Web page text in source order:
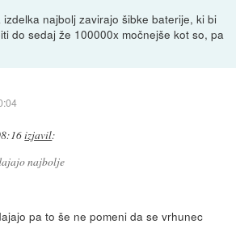
najbolj zavirajo šibke baterije, ki bi
do sedaj že 100000x močnejše kot so, pa
izjavil:
najbolje
pa to še ne pomeni da se vrhunec